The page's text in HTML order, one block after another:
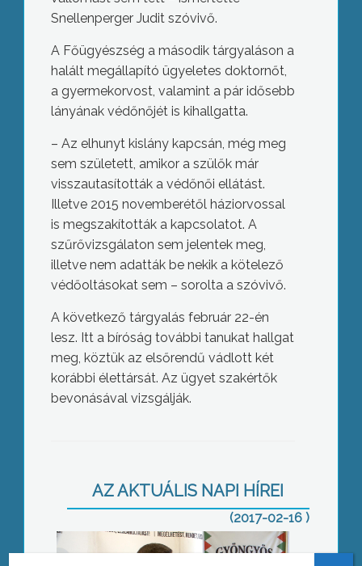
Snellenperger Judit szóvivő.
A Főügyészség a második tárgyaláson a
halált megállapító ügyeletes doktornőt,
a gyermekorvost, valamint a pár idősebb
lányának védőnőjét is kihallgatta.
– Az elhunyt kislány kapcsán, még meg
sem született, amikor a szülők már
visszautasították a védőnői ellátást.
Illetve 2015 novemberétől háziorvossal
is megszakították a kapcsolatot. A
szűrővizsgálaton sem jelentek meg,
illetve nem adatták be nekik a kötelező
védőoltásokat sem – sorolta a szóvivő.
A következő tárgyalás február 22-én
lesz. Itt a bíróság további tanukat hallgat
meg, köztük az elsőrendű vádlott két
korábbi élettársát. Az ügyet szakértők
bevonásával vizsgálják.
AZ AKTUÁLIS NAPI HÍREI
(2017-02-16 )
Kormányváltásra készülnek